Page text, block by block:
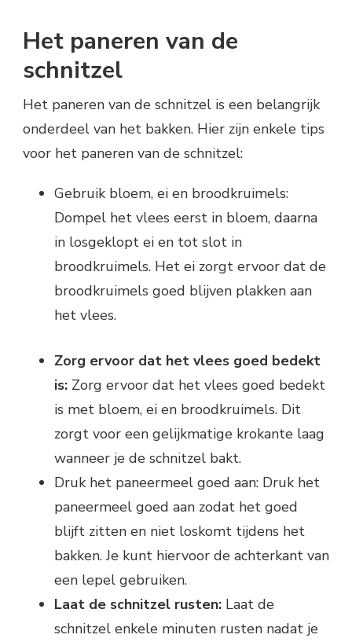
Het paneren van de
schnitzel
Het paneren van de schnitzel is een belangrijk
onderdeel van het bakken. Hier zijn enkele tips
voor het paneren van de schnitzel:
Gebruik bloem, ei en broodkruimels:
Dompel het vlees eerst in bloem, daarna
in losgeklopt ei en tot slot in
broodkruimels. Het ei zorgt ervoor dat de
broodkruimels goed blijven plakken aan
het vlees.
Zorg ervoor dat het vlees goed bedekt
is: Zorg ervoor dat het vlees goed bedekt
is met bloem, ei en broodkruimels. Dit
zorgt voor een gelijkmatige krokante laag
wanneer je de schnitzel bakt.
Druk het paneermeel goed aan: Druk het
paneermeel goed aan zodat het goed
blijft zitten en niet loskomt tijdens het
bakken. Je kunt hiervoor de achterkant van
een lepel gebruiken.
Laat de schnitzel rusten: Laat de
schnitzel enkele minuten rusten nadat je